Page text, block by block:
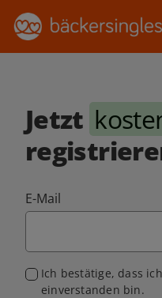
Jetzt
E-Mail
Ich bestätige, dass
einverstanden bin.